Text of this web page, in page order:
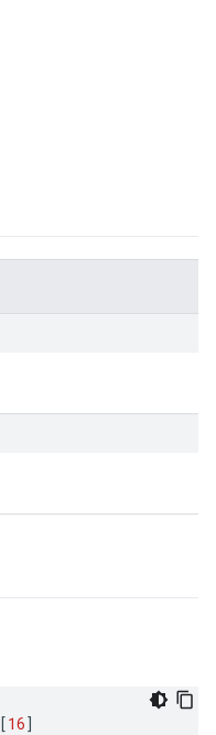
[16]